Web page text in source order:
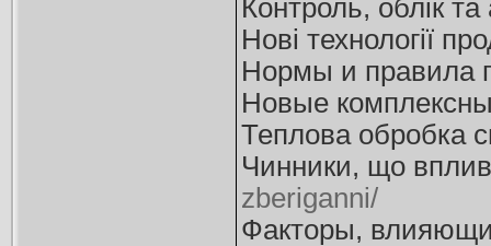
Контроль, облік
Нові технології
Нормы и правила
Новые
Теплова обробка
Чинники, що
zberiganni/
Факторы,